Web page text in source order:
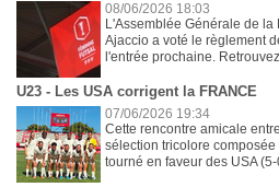
08/06/2026 18:03
L'Assemblée Générale de
Ajaccio a voté le règlement
l'entrée prochaine.
U23 - Les USA corrigent la FRANCE
07/06/2026 19:34
Cette rencontre amicale
sélection tricolore
tourné en faveur des USA